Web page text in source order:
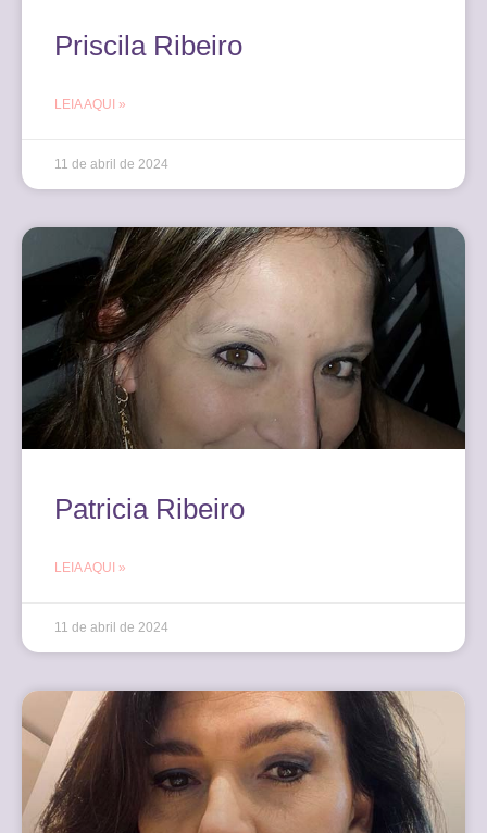
Priscila Ribeiro
LEIA AQUI »
11 de abril de 2024
Patricia Ribeiro
LEIA AQUI »
11 de abril de 2024